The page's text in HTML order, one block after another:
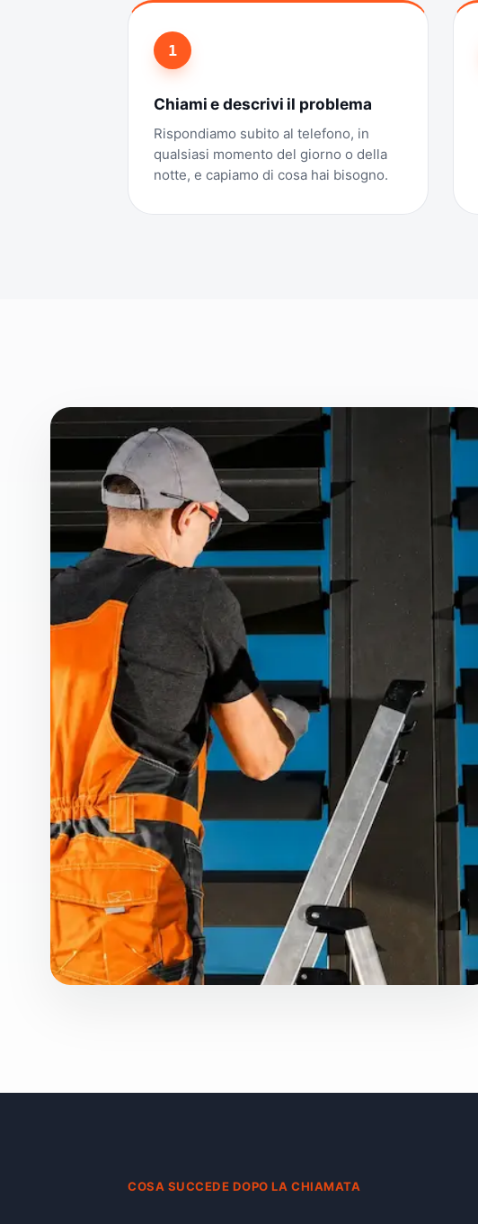
1
Chiami e descrivi il problema
Rispondiamo subito al telefono, in
qualsiasi momento del giorno o della
notte, e capiamo di cosa hai bisogno.
COSA SUCCEDE DOPO LA CHIAMATA